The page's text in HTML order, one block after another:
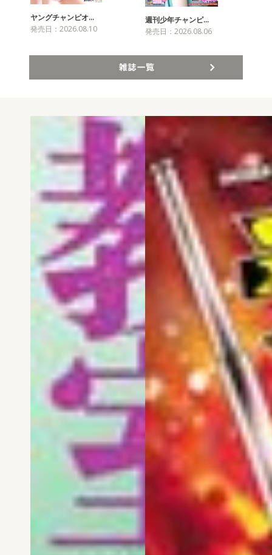
ヤングチャンピオ…
発売日：2026.08.10
週刊少年チャンピ…
発売日：2026.08.06